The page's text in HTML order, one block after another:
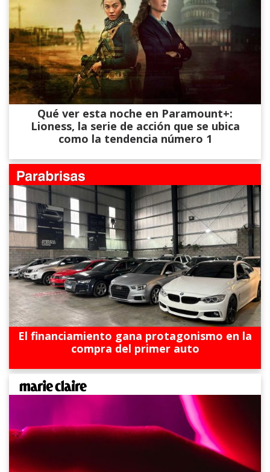
Qué ver esta noche en Paramount+:
Lioness, la serie de acción que se ubica
como la tendencia número 1
El financiamiento gana protagonismo en la
compra del primer auto